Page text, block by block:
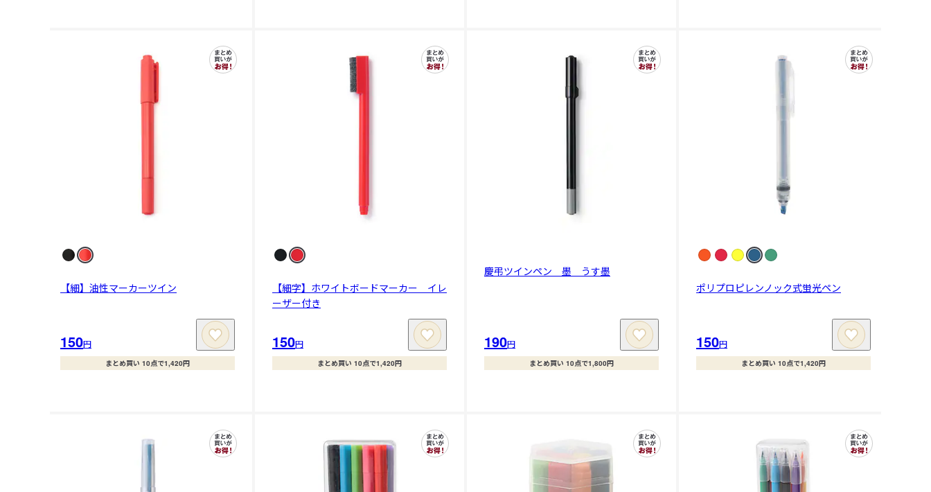
【細】油性マーカーツイン
150円
まとめ買い 10点で1,420円
【細字】ホワイトボードマーカー イレ
ーザー付き
150円
まとめ買い 10点で1,420円
慶弔ツインペン 墨 うす墨
190円
まとめ買い 10点で1,800円
ポリプロピレンノック式蛍光ペン
150円
まとめ買い 10点で1,420円